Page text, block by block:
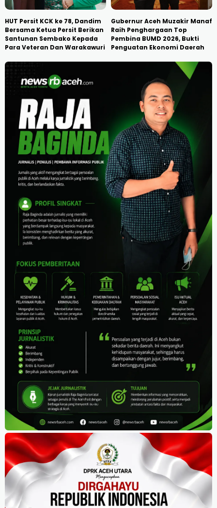
HUT Persit KCK ke 78, Dandim
Bersama Ketua Persit Berikan
Santunan Sembako Kepada
Para Veteran Dan Warakawuri
Gubernur Aceh Muzakir Manaf
Raih Penghargaan Top
Pembina BUMD 2026, Bukti
Penguatan Ekonomi Daerah